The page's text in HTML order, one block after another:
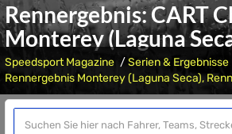
Rennergebnis: CART
Monterey (Laguna
Speedsport Magazine Serien & Ergebnisse
Rennergebnis Monterey (Laguna Seca),